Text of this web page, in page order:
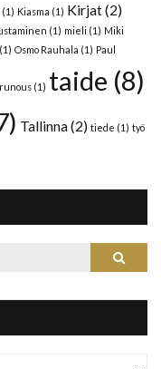
(1) Kiasma (1) Kirjat(2)
(1) mieli (1) Miki
(1) Osmo Rauhala (1) Paul
runous (1) taide (8)
Tallinna(2) tiede (1) työ
Search